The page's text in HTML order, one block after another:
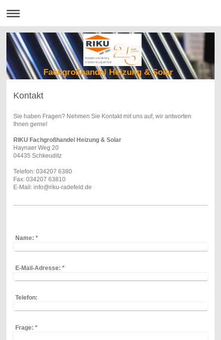
Fachgroßhandel Heizung & Solar
Kontakt
Sie haben Fragen? Nehmen Sie Kontakt mit uns auf, wir antworten
Ihnen gerne!
RIKU Fachgroßhandel Heizung & Solar
Haynaer Weg 20
04435 Schkeuditz
Telefon: 034207 6380
Fax: 034207 63810
E-Mail: info@riku-radefeld.de
Name: *
E-Mail-Adresse: *
Telefon:
Frage: *